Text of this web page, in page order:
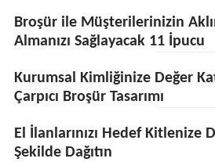
Broşür ile Müşterilerinizin
Almanızı Sağlayacak 11 İpucu
Kurumsal Kimliğinize Değer
Çarpıcı Broşür Tasarımı
El İlanlarınızı Hedef Kitlenize
Şekilde Dağıtın